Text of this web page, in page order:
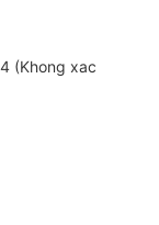
(Khong xac